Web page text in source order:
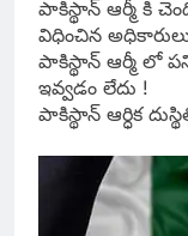
పాకిస్థాన్ ఆర్మీ కి
విధించిన
పాకిస్థాన్ ఆర్మీ లో
ఇవ్వడం లేదు !
పాకిస్థాన్ ఆర్ధిక